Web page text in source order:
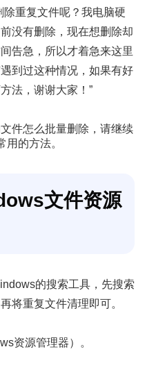
除重复文件呢？我电脑硬
没有删除，现在想删除却
告急，所以才着急来这里
到过这种情况，如果有好
法，谢谢大家！”
件怎么批量删除，请继续
的方法。
文件资源
的搜索工具，先搜索
将重复文件清理即可。
资源管理器）。